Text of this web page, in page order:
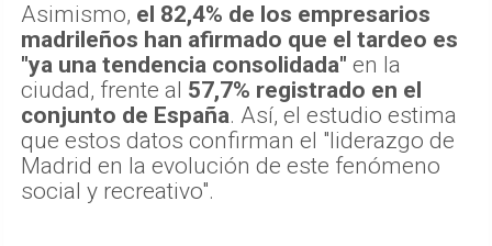
Asimismo, el 82,4% de los empresarios
madrileños han afirmado que el tardeo es
"ya una tendencia consolidada" en la
ciudad, frente al 57,7% registrado en el
conjunto de España. Así, el estudio estima
que estos datos confirman el "liderazgo de
Madrid en la evolución de este fenómeno
social y recreativo".